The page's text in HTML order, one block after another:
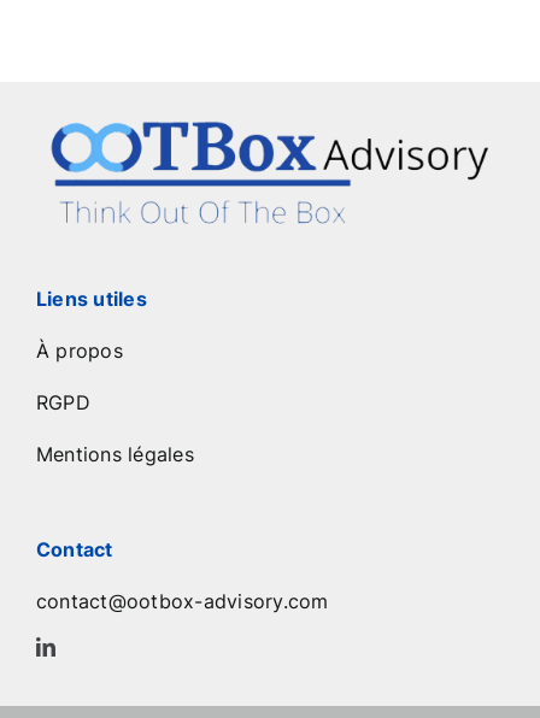
Liens utiles
À propos
RGPD
Mentions légales
Contact
contact@ootbox-advisory.com